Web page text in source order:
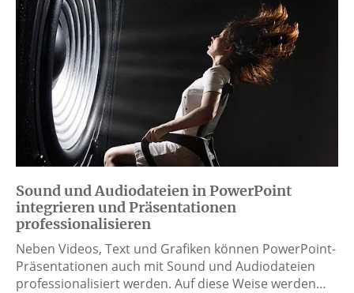
Sound und Audiodateien in PowerPoint
integrieren und Präsentationen
professionalisieren
Neben Videos, Text und Grafiken können PowerPoint-
Präsentationen auch mit Sound und Audiodateien
professionalisiert werden. Auf diese Weise werden…